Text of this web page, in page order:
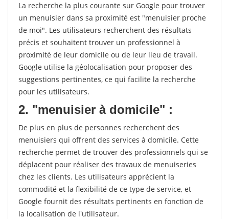
La recherche la plus courante sur Google pour trouver
un menuisier dans sa proximité est "menuisier proche
de moi". Les utilisateurs recherchent des résultats
précis et souhaitent trouver un professionnel à
proximité de leur domicile ou de leur lieu de travail.
Google utilise la géolocalisation pour proposer des
suggestions pertinentes, ce qui facilite la recherche
pour les utilisateurs.
2. "menuisier à domicile" :
De plus en plus de personnes recherchent des
menuisiers qui offrent des services à domicile. Cette
recherche permet de trouver des professionnels qui se
déplacent pour réaliser des travaux de menuiseries
chez les clients. Les utilisateurs apprécient la
commodité et la flexibilité de ce type de service, et
Google fournit des résultats pertinents en fonction de
la localisation de l'utilisateur.